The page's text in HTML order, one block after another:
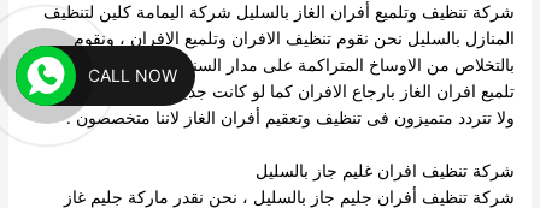
شركة تنظيف وتلميع أفران الغاز بالسليل شركة اليمامة كلين لتنظيف
المنازل بالسليل نحن نقوم تنظيف الافران وتلميع الافران ، ونقوم
بالتخلاص من الاوساخ المتراكمة على مدار السنين ، كما تقوم شركة
تلميع افران الغاز بارجاع الافران كما لو كانت جديدة فقط اتصل بنا الان
ولا تتردد متميزون فى تنظيف وتعقيم أفران الغاز لاننا متخصصون .
شركة تنظيف افران غليم جاز بالسليل
شركة تنظيف أفران جليم جاز بالسليل ، نحن نقدر ماركة جليم غاز
CALL NOW